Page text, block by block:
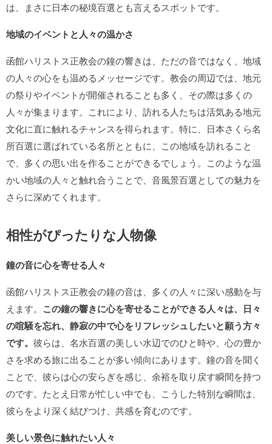
は、まさに日本の秘境百選とも言えるスポットです。
地域のイベントと人々の温かさ
函館ハリストス正教会の鐘の響きは、ただの音ではなく、地域
の人々の心をも温めるメッセージです。教会の周辺では、地元
の祭りやイベントが開催されることも多く、その際は多くの
人々が集まります。これにより、訪れる人たちは活気ある地元
文化に直に触れるチャンスを得られます。特に、日本さくら名
所百選に選ばれている名所とともに、この地域を訪れること
で、多くの思い出を作ることができるでしょう。このような温
かい地域の人々と触れ合うことで、音風景百選としての魅力を
さらに深めてくれます。
相性がぴったりな人物像
鐘の音に心を寄せる人々
函館ハリストス正教会の鐘の音は、多くの人々に深い感動を与
えます。 この鐘の響きに心を寄せることができる人々は、日々
の喧騒を忘れ、静寂の中で心をリフレッシュしたいと願う方々
です。 彼らは、名水百選の美しい水辺でのひと時や、心の豊か
さを求める旅に出ることが多い傾向にあります。鐘の音を聞く
ことで、彼らは心の安らぎを感じ、余裕を取り戻す瞬間を持つ
のです。たとえ日常が忙しい中でも、こうした特別な瞬間は、
彼らをより深く結びつけ、共感を育むのです。
美しい景色に触れたい人々